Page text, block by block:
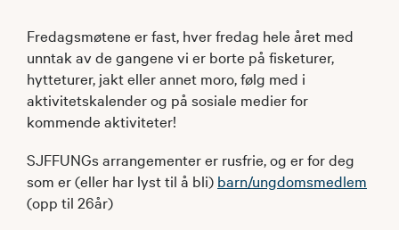
Fredagsmøtene er fast, hver fredag hele året med
unntak av de gangene vi er borte på fisketurer,
hytteturer, jakt eller annet moro, følg med i
aktivitetskalender og på sosiale medier for
kommende aktiviteter!
SJFFUNGs arrangementer er rusfrie, og er for deg
som er (eller har lyst til å bli) barn/ungdomsmedlem
(opp til 26år)